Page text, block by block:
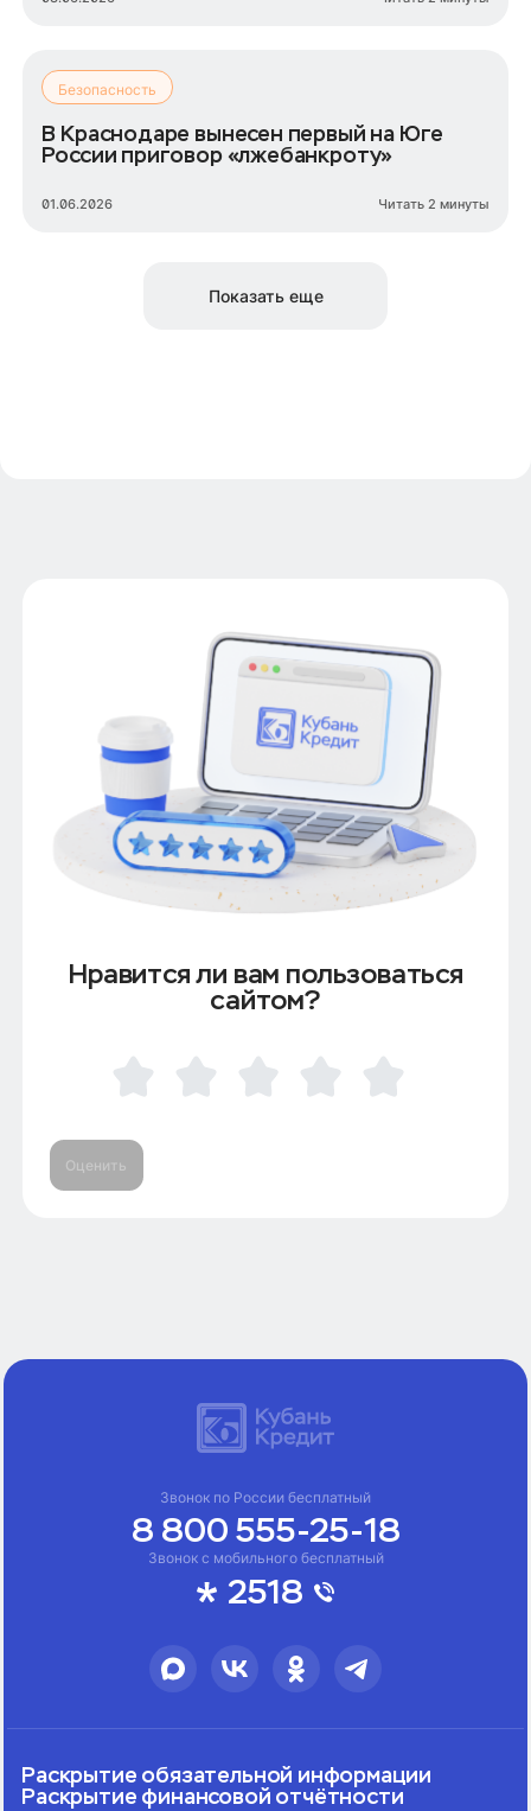
Безопасность
В Краснодаре вынесен первый на Юге
России приговор «лжебанкроту»
01.06.2026 Читать 2 минуты
Показать еще
Нравится ли вам пользоваться
сайтом?
Оценить
Звонок с мобильного бесплатный
2518
Звонок по России бесплатный
8 800 555-25-18
Раскрытие обязательной информации
Раскрытие финансовой отчётности